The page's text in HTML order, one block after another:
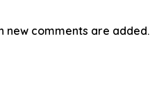
new comments are added.